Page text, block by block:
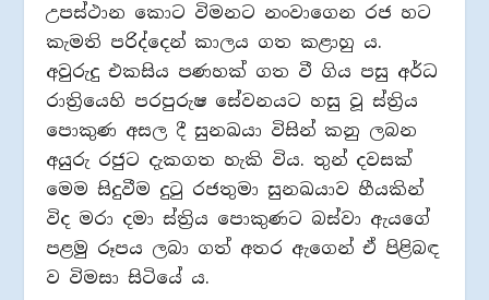
උපස්ථාන කොට විමනට නංවාගෙන රජ හට
කැමති පරිද්දෙන් කාලය ගත කළාහු ය.
අවුරුදු එකසිය පණහක් ගත වී ගිය පසු අර්ධ
රාත්‍රියෙහි පරපුරුෂ සේවනයට හසු වූ ස්ත්‍රිය
පොකුණ අසල දී සුනඛයා විසින් කනු ලබන
අයුරු රජුට දැකගත හැකි විය. තුන් දවසක්
මෙම සිදුවීම දුටු රජතුමා සුනඛයාව හීයකින්
විද මරා දමා ස්ත්‍රිය පොකුණට බස්වා ඇයගේ
පළමු රූපය ලබා ගත් අතර ඇගෙන් ඒ පිළිබඳ
ව විමසා සිටියේ ය.